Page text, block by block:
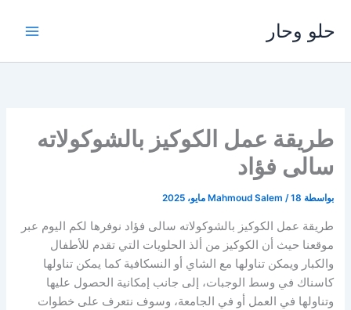
المحتوى
حلو وحار
طريقة عمل الكوكيز بالشوكولاته
سالى فؤاد
بواسطة Mahmoud Salem /18 مايو، 2025
طريقة عمل الكوكيز بالشوكولاته سالى فؤاد نوفرها لكم اليوم عبر
موقعنا حيث أن الكوكيز من ألذ الحلويات التي تقدم للأطفال
والكبار ويمكن تناولها مع الشاي أو النسكافية كما يمكن تناولها
كاسناك في وسط الوجبات، إلى جانب إمكانية الحصول عليها
وتناولها في العمل أو في الجامعة، وسوف نتعرف على خطوات